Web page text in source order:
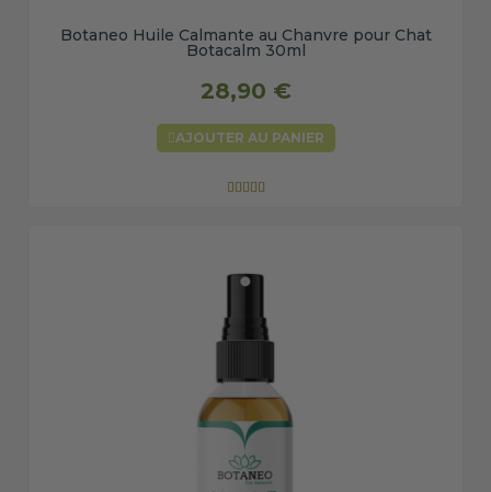
Botaneo Huile Calmante au Chanvre pour Chat
Botacalm 30ml
28,90 €
AJOUTER AU PANIER
    